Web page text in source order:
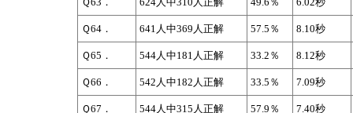
Ｑ64． 641人中369人正解 57.5％ 8.10秒
Ｑ65． 544人中181人正解 33.2％ 8.12秒
Ｑ66． 542人中182人正解 33.5％ 7.09秒
Ｑ67． 544人中315人正解 57.9％ 7.40秒